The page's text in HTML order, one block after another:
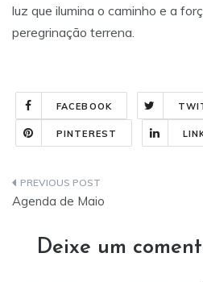
luz que ilumina o caminho e a
peregrinação terrena.
FACEBOOK
PINTEREST
Navegação
artigos
Agenda de Maio
Deixe um